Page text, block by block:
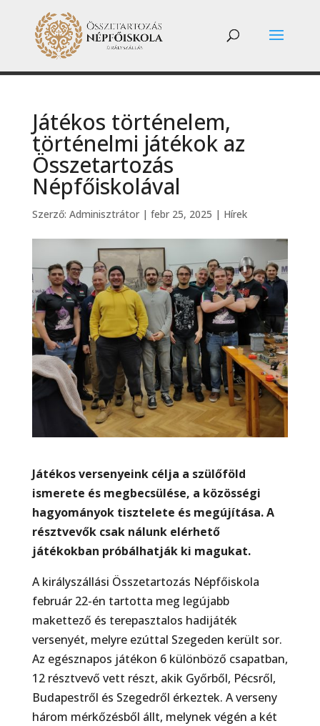
Játékos történelem,
történelmi játékok az
Összetartozás
Népfőiskolával
Szerző: Adminisztrátor| febr 25, 2025 | Hírek
Játékos versenyeink célja a szülőföld
ismerete és megbecsülése, a közösségi
hagyományok tisztelete és megújítása. A
résztvevők csak nálunk elérhető
játékokban próbálhatják ki magukat.
A királyszállási Összetartozás Népfőiskola
február 22-én tartotta meg legújabb
makettező és terepasztalos hadijáték
versenyét, melyre ezúttal Szegeden került sor.
Az egésznapos játékon 6 különböző csapatban,
12 résztvevő vett részt, akik Győrből, Pécsről,
Budapestről és Szegedről érkeztek. A verseny
három mérkőzésből állt, melynek végén a két